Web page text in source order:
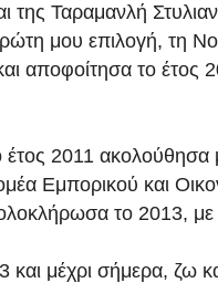
της Ταραμανλή
μου επιλογή, τη
αποφοίτησα το έτος
έτος 2011 ακολούθησα
Εμπορικού και
το 2013,
και μέχρι σήμερα, ζω